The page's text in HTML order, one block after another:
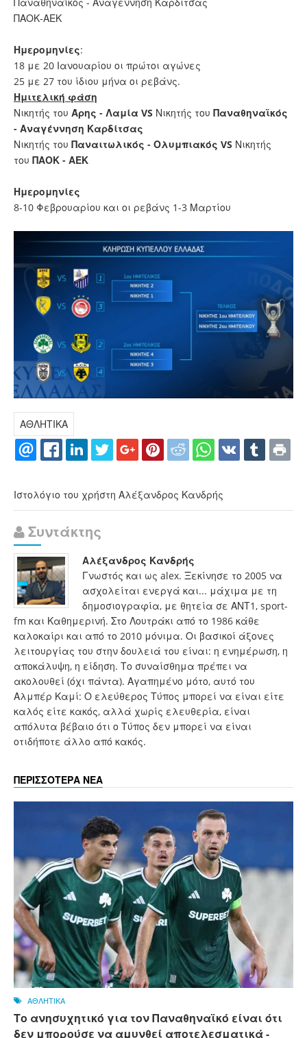
ΠΑΟΚ-ΑΕΚ
Ημερομηνίες:
18 με 20 Ιανουαρίου οι πρώτοι αγώνες
25 με 27 του ίδιου μήνα οι ρεβάνς.
Ημιτελική φάση
Νικητής του Άρης - Λαμία VS Νικητής του Παναθηναϊκός
- Αναγέννηση Καρδίτσας
Νικητής του Παναιτωλικός - Ολυμπιακός VS Νικητής
του ΠΑΟΚ - ΑΕΚ
Ημερομηνίες
8-10 Φεβρουαρίου και οι ρεβάνς 1-3 Μαρτίου
ΑΘΛΗΤΙΚΑ
Ιστολόγιο του χρήστη Αλέξανδρος Κανδρής
Συντάκτης
Αλέξανδρος Κανδρής
Γνωστός και ως alex. Ξεκίνησε το 2005 να
ασχολείται ενεργά και... μάχιμα με τη
δημοσιογραφία, με θητεία σε ΑΝΤ1, sport-
fm και Καθημερινή. Στο Λουτράκι από το 1986 κάθε
καλοκαίρι και από το 2010 μόνιμα. Οι βασικοί άξονες
λειτουργίας του στην δουλειά του είναι: η ενημέρωση, η
αποκάλυψη, η είδηση. Το συναίσθημα πρέπει να
ακολουθεί (όχι πάντα). Αγαπημένο μότο, αυτό του
Αλμπέρ Καμί: Ο ελεύθερος Τύπος μπορεί να είναι είτε
καλός είτε κακός, αλλά χωρίς ελευθερία, είναι
απόλυτα βέβαιο ότι ο Τύπος δεν μπορεί να είναι
οτιδήποτε άλλο από κακός.
ΠΕΡΙΣΣΟΤΕΡΑ ΝΕΑ
ΑΘΛΗΤΙΚΑ
Το ανησυχητικό για τον Παναθηναϊκό είναι ότι
δεν μπορούσε να αμυνθεί αποτελεσματικά -